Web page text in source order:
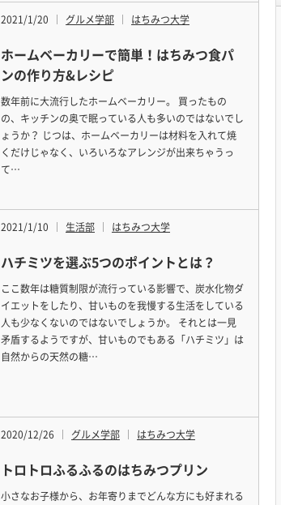
2021/1/20 グルメ学部 はちみつ大学
ホームベーカリーで簡単！はちみつ食パ
ンの作り方&レシピ
数年前に大流行したホームベーカリー。 買ったもの
の、キッチンの奥で眠っている人も多いのではないでし
ょうか？ じつは、ホームベーカリーは材料を入れて焼
くだけじゃなく、いろいろなアレンジが出来ちゃうっ
て…
2021/1/10 生活部 はちみつ大学
ハチミツを選ぶ5つのポイントとは？
ここ数年は糖質制限が流行っている影響で、炭水化物ダ
イエットをしたり、甘いものを我慢する生活をしている
人も少なくないのではないでしょうか。 それとは一見
矛盾するようですが、甘いものでもある「ハチミツ」は
自然からの天然の糖…
2020/12/26 グルメ学部 はちみつ大学
トロトロふるふるのはちみつプリン
小さなお子様から、お年寄りまでどんな方にも好まれる